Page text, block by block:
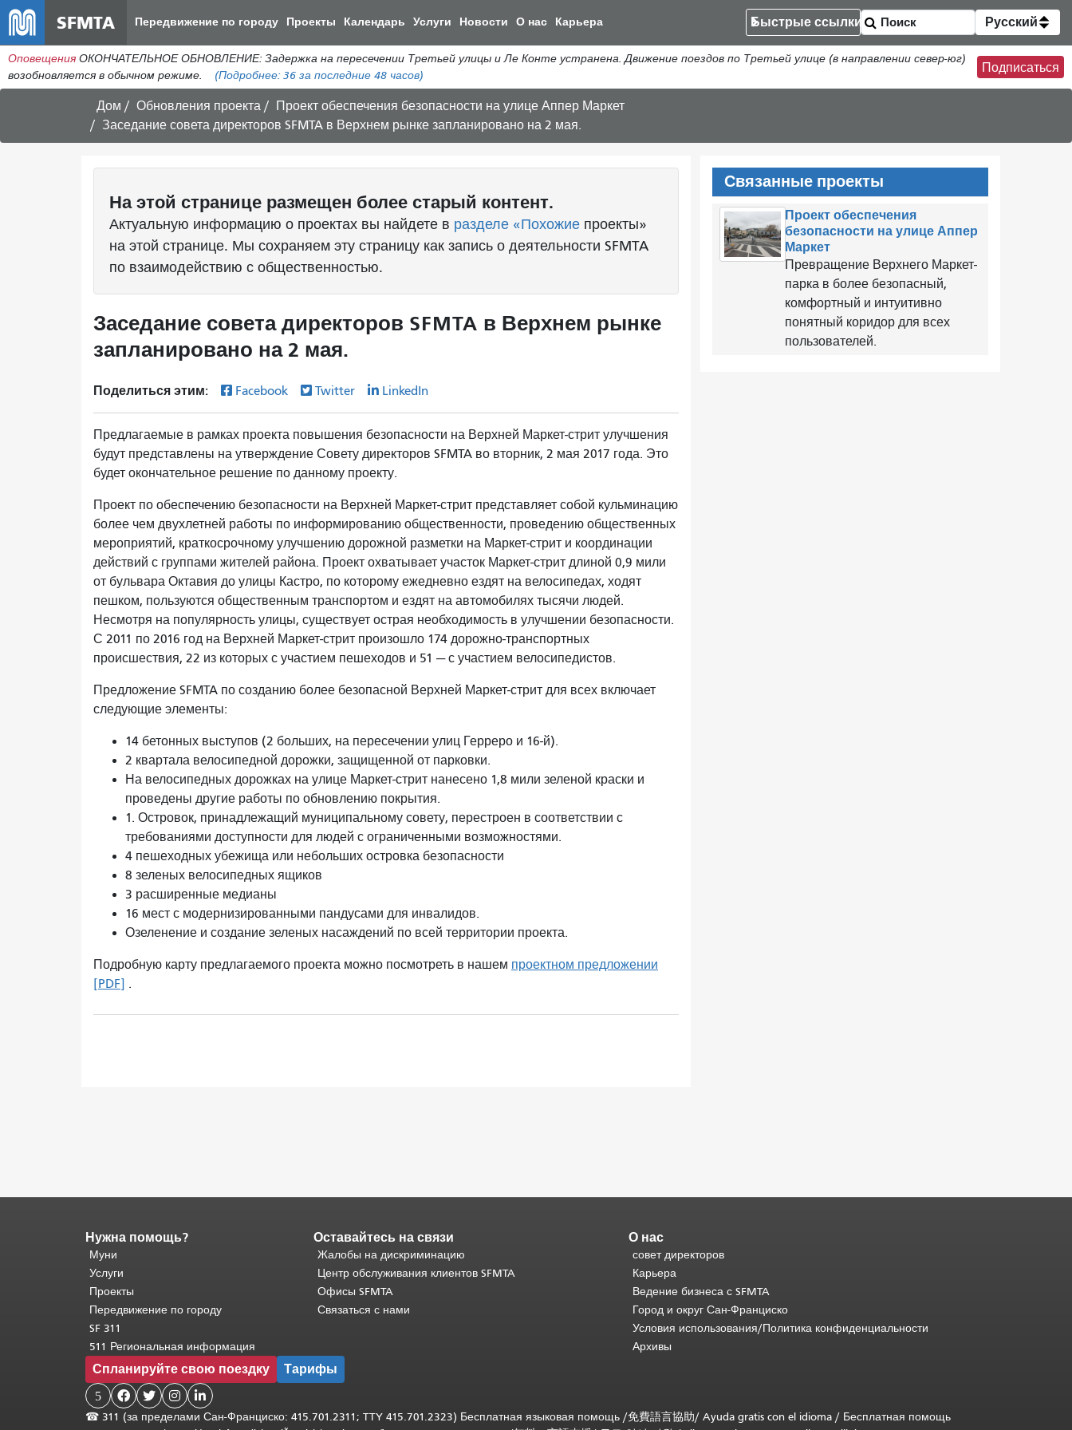
к
общему
содержанию
SFMTA Передвижение по городу Проекты Календарь Услуги Новости О нас Карьера Быстрые ссылки Русский
Оповещения ОКОНЧАТЕЛЬНОЕ ОБНОВЛЕНИЕ: Задержка на пересечении Третьей улицы и Ле Конте устранена. Движение поездов по Третьей улице (в направлении север-юг)
возобновляется в обычном режиме.
(Подробнее: 36 за последние 48 часов)
Подписаться
Дом Обновления проекта
Проект обеспечения безопасности на улице Аппер Маркет
Заседание совета директоров SFMTA в Верхнем рынке запланировано на 2 мая.
На этой странице размещен более старый контент.
Актуальную информацию о проектах вы найдете в разделе «Похожие проекты»
на этой странице. Мы сохраняем эту страницу как запись о деятельности SFMTA
по взаимодействию с общественностью.
Заседание совета директоров SFMTA в Верхнем рынке
запланировано на 2 мая.
Поделиться этим: Facebook Twitter LinkedIn
Предлагаемые в рамках проекта повышения безопасности на Верхней Маркет-стрит улучшения
будут представлены на утверждение Совету директоров SFMTA во вторник, 2 мая 2017 года. Это
будет окончательное решение по данному проекту.
Проект по обеспечению безопасности на Верхней Маркет-стрит представляет собой кульминацию
более чем двухлетней работы по информированию общественности, проведению общественных
мероприятий, краткосрочному улучшению дорожной разметки на Маркет-стрит и координации
действий с группами жителей района. Проект охватывает участок Маркет-стрит длиной 0,9 мили
от бульвара Октавия до улицы Кастро, по которому ежедневно ездят на велосипедах, ходят
пешком, пользуются общественным транспортом и ездят на автомобилях тысячи людей.
Несмотря на популярность улицы, существует острая необходимость в улучшении безопасности.
С 2011 по 2016 год на Верхней Маркет-стрит произошло 174 дорожно-транспортных
происшествия, 22 из которых с участием пешеходов и 51 — с участием велосипедистов.
Предложение SFMTA по созданию более безопасной Верхней Маркет-стрит для всех включает
следующие элементы:
14 бетонных выступов (2 больших, на пересечении улиц Герреро и 16-й).
2 квартала велосипедной дорожки, защищенной от парковки.
На велосипедных дорожках на улице Маркет-стрит нанесено 1,8 мили зеленой краски и
проведены другие работы по обновлению покрытия.
1. Островок, принадлежащий муниципальному совету, перестроен в соответствии с
требованиями доступности для людей с ограниченными возможностями.
4 пешеходных убежища или небольших островка безопасности
8 зеленых велосипедных ящиков
3 расширенные медианы
16 мест с модернизированными пандусами для инвалидов.
Озеленение и создание зеленых насаждений по всей территории проекта.
Подробную карту предлагаемого проекта можно посмотреть в нашем проектном предложении
[PDF] .
Связанные проекты
Проект обеспечения
безопасности на улице Аппер
Маркет
Превращение Верхнего Маркет-
парка в более безопасный,
комфортный и интуитивно
понятный коридор для всех
пользователей.
Конец
содержимого
страницы.
часть
этой
страницы
на
каждой
странице.
Вернуться
к
Нужна помощь?
Муни
Услуги
Проекты
Передвижение по городу
SF 311
511 Региональная информация
Оставайтесь на связи
Жалобы на дискриминацию
Центр обслуживания клиентов SFMTA
Офисы SFMTA
Связаться с нами
О нас
совет директоров
Карьера
Ведение бизнеса с SFMTA
Город и округ Сан-Франциско
Условия использования/Политика конфиденциальности
Архивы
Спланируйте свою поездку Тарифы
5    
☎ 311 (за пределами Сан-Франциско: 415.701.2311; TTY 415.701.2323) Бесплатная языковая помощь /免費語言協助/ Ayuda gratis con el idioma / Бесплатная помощь